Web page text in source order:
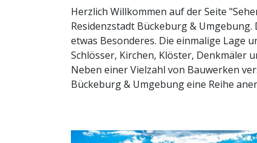
Herzlich Willkommen auf der Seite
Residenzstadt Bückeburg &
etwas Besonderes. Die einmalige Lage
Schlösser, Kirchen, Klöster, Denkmäler
Neben einer Vielzahl von Bauwerken
Bückeburg & Umgebung eine Reihe